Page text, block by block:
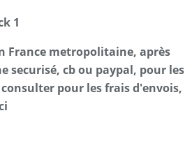
1
France metropolitaine, après
securisé, cb ou paypal, pour les
pour les frais d'envois,